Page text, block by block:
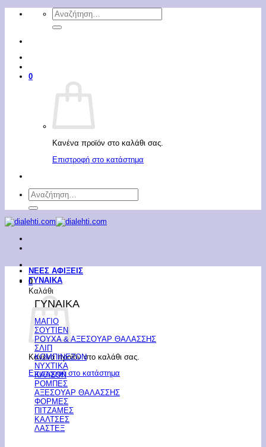
Μετάβαση
Αναζήτηση
για:
0
Κανένα προϊόν στο καλάθι σας.
Επιστροφή στο κατάστημα
Αναζήτηση
για:
0
Καλάθι
Κανένα προϊόν στο καλάθι σας.
Επιστροφή στο κατάστημα
ΝΕΕΣ ΑΦΙΞΕΙΣ
ΓΥΝΑΙΚΑ
ΓΥΝΑΙΚΑ
ΜΑΓΙΟ
ΣΟΥΤΙΕΝ
ΡΟΥΧΑ & ΑΞΕΣΟΥΑΡ ΘΑΛΑΣΣΗΣ
ΣΛΙΠ
ΚΟΜΠΙΝΕΖΟΝ
ΝΥΧΤΙΚΑ
ΚΑΛΣΟΝ
ΡΟΜΠΕΣ
ΑΞΕΣΟΥΑΡ ΘΑΛΑΣΣΗΣ
ΦΟΡΜΕΣ
ΠΙΤΖΑΜΕΣ
ΚΑΛΤΣΕΣ
ΛΑΣΤΕΞ